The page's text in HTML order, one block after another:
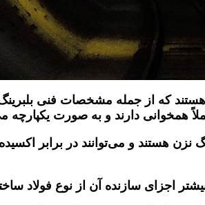
که از جمله مشخصات فنی
همخوانی دارند و به صورت یکپارچه
هستند و می‌توانند در برابر
اجزای سازنده آن از نوع فولاد